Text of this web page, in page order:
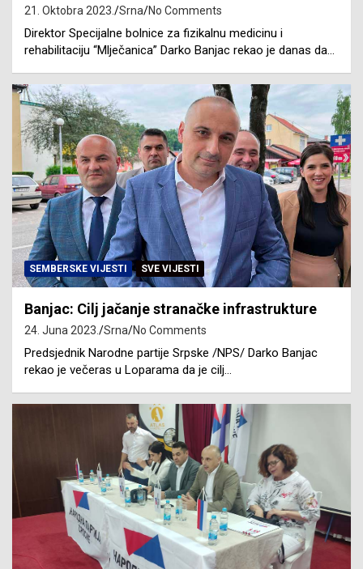
21. Oktobra 2023. Srna No Comments
Direktor Specijalne bolnice za fizikalnu medicinu i
rehabilitaciju “Mlječanica” Darko Banjac rekao je danas da…
SEMBERSKE VIJESTI SVE VIJESTI
Banjac: Cilj jačanje stranačke infrastrukture
24. Juna 2023. Srna No Comments
Predsjednik Narodne partije Srpske /NPS/ Darko Banjac
rekao je večeras u Loparama da je cilj…